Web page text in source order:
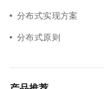
分布式实现方案
分布式原则